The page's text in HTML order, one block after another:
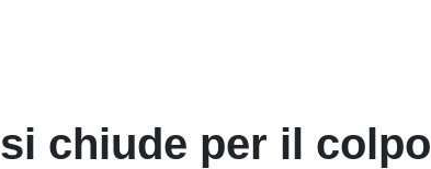
chiude per il colpo